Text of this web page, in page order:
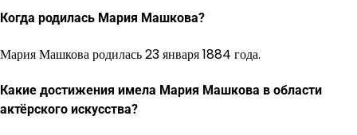
Когда родилась Мария Машкова?
Мария Машкова родилась 23 января 1884 года.
Какие достижения имела Мария Машкова в области
актёрского искусства?